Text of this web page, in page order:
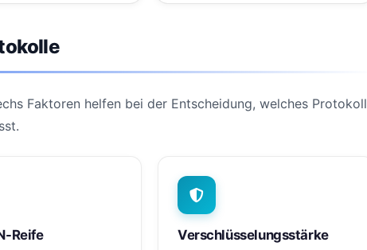
Faktoren helfen bei der Entscheidung, welches Protokoll
Reife Verschlüsselungsstärke